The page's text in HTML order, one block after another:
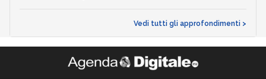
Vedi tutti gli approfondimenti >